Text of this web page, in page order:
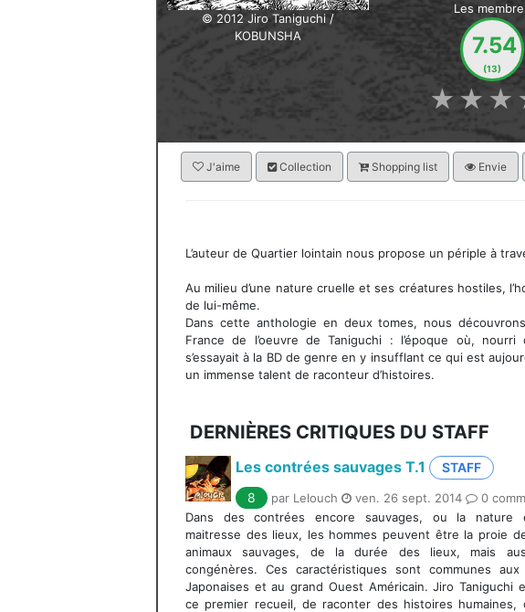
© 2012 Jiro Taniguchi /
KOBUNSHA
Les
7.54
(13)
★
★
★
J'aime Collection Shopping list Envie
L’auteur de Quartier lointain nous propose un périple à
Au milieu d’une nature cruelle et ses créatures hostiles,
de lui-même.
Dans cette anthologie en deux tomes, nous
France de l’oeuvre de Taniguchi : l’époque où,
s’essayait à la BD de genre en y insufflant ce qui est
un immense talent de raconteur d’histoires.
DERNIÈRES CRITIQUES DU STAFF
Les contrées sauvages T.1
STAFF
8
par Lelouch ven. 26 sept. 2014
0
Dans des contrées encore sauvages, ou la nature
maitresse des lieux, les hommes peuvent être la proie
animaux sauvages, de la durée des lieux, mais
congénères. Ces caractéristiques sont communes aux
Japonaises et au grand Ouest Américain. Jiro Taniguchi
ce premier recueil, de raconter des histoires humaines,